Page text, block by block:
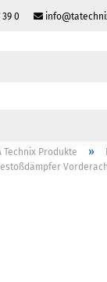
39 0
Technix Produkte »